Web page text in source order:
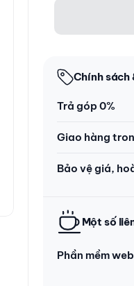
Chính sách
Trả góp 0%
Giao hàng
Bảo vệ giá,
Một số
Phần mềm web